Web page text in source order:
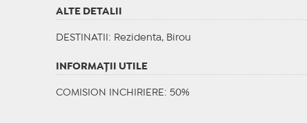
ALTE DETALII
DESTINATII : Rezidenta, Birou
INFORMAŢII UTILE
COMISION INCHIRIERE: 50%